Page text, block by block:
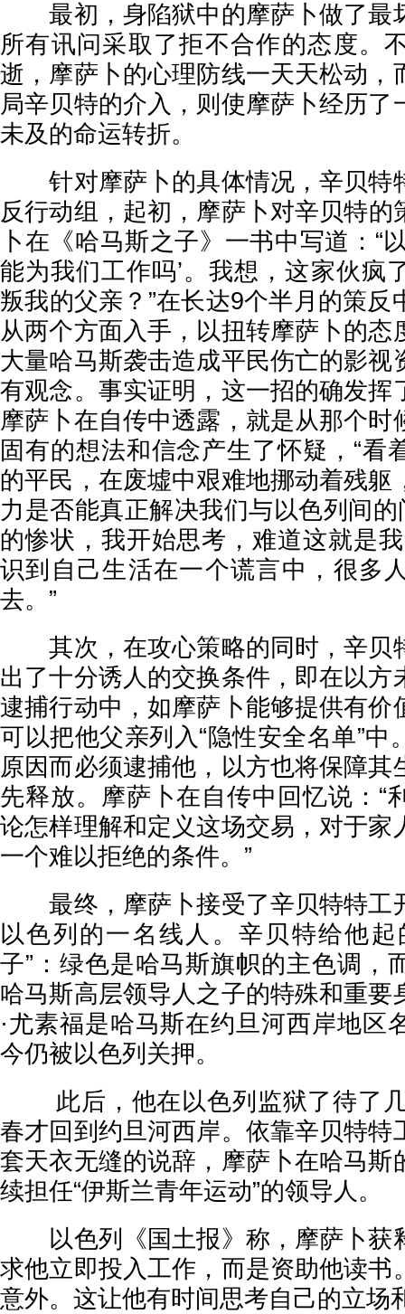
最初，身陷狱中的摩萨卜做了最
所有讯问采取了拒不合作的态度。
逝，摩萨卜的心理防线一天天松动，
局辛贝特的介入，则使摩萨卜经历了
未及的命运转折。
针对摩萨卜的具体情况，辛贝特
反行动组， 起初，摩萨卜对辛贝特的
卜在《哈马斯之子》一书中写道： “
能为我们工作吗’。我想，这家伙疯
叛我的父亲？”在长达9个半月的策反
从两个方面入手，以扭转摩萨卜的态
大量哈马斯袭击造成平民伤亡的影视
有观念。事实证明，这一招的确发挥
摩萨卜在自传中透露，就是从那个时
固有的想法和信念产生了怀疑，“看
的平民，在废墟中艰难地挪动着残躯
力是否能真正解决我们与以色列间的
的惨状，我开始思考，难道这就是
识到自己生活在一个谎言中，很多
去。”
其次，在攻心策略的同时，辛贝
出了十分诱人的交换条件，即在以方
逮捕行动中，如摩萨卜能够提供有价
可以把他父亲列入“隐性安全名单”中
原因而必须逮捕他，以方也将保障其
先释放。 摩萨卜在自传中回忆说： “
论怎样理解和定义这场交易，对于家
一个难以拒绝的条件。”
最终，摩萨卜接受了辛贝特特工
以色列的一名线人。辛贝特给他
子”：绿色是哈马斯旗帜的主色调，
哈马斯高层领导人之子的特殊和重要
·尤素福是哈马斯在约旦河西岸地区
今仍被以色列关押。
此后，他在以色列监狱了待了几
春才回到约旦河西岸。依靠辛贝特特
套天衣无缝的说辞，摩萨卜在哈马斯
续担任“伊斯兰青年运动”的领导人。
以色列《国土报》称，摩萨卜获
求他立即投入工作，而是资助他读书
意外。这让他有时间思考自己的立场